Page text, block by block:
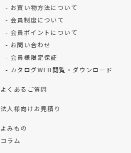
お買い物方法について
会員制度について
会員ポイントについて
お問い合わせ
会員様限定保証
カタログWEB閲覧・ダウンロード
よくあるご質問
法人様向けお見積り
よみもの
コラム